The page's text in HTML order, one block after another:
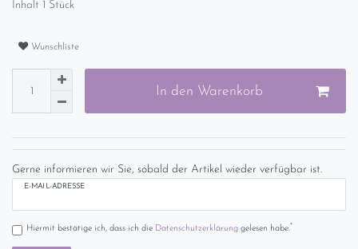
Inhalt 1 Stück
Wunschliste
In den Warenkorb
Gerne informieren wir Sie, sobald der Artikel wieder verfügbar ist.
E-MAIL-ADRESSE
Hiermit bestätige ich, dass ich die Daten­schutz­erklärunggelesen habe.*